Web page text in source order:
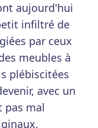
aujourd'hui
infiltré de
par ceux
meubles à
plébiscitées
avec un
pas mal